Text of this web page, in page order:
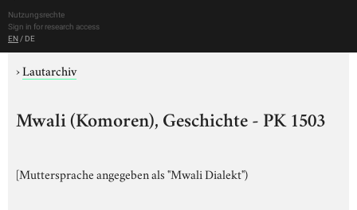
Nutzungsrechte
Sign in for research access
EN / DE
›Lautarchiv
Mwali (Komoren), Geschichte - PK 1503
[Muttersprache angegeben als "Mwali Dialekt")